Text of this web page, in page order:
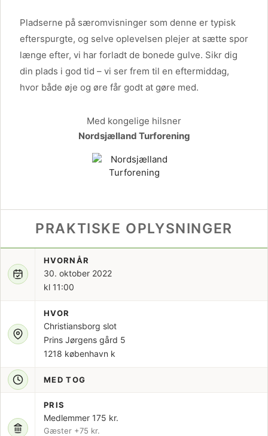
Pladserne på særomvisninger som denne er typisk
efterspurgte, og selve oplevelsen plejer at sætte spor
længe efter, vi har forladt de bonede gulve. Sikr dig
din plads i god tid – vi ser frem til en eftermiddag,
hvor både øje og øre får godt at gøre med.
Med kongelige hilsner
Nordsjælland Turforening
PRAKTISKE OPLYSNINGER
HVORNÅR
30. oktober 2022
kl 11:00
HVOR
Christiansborg slot
Prins Jørgens gård 5
1218 københavn k
MED TOG
PRIS
Medlemmer 175 kr.
Gæster +75 kr.